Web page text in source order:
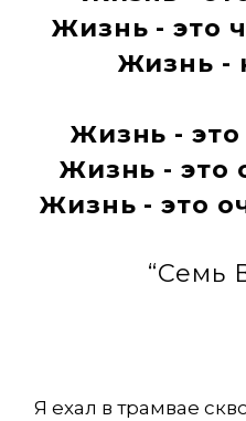
Жизнь - это
Жизнь -
Жизнь -
Жизнь - это
Жизнь - это
“Семь
Я ехал в трамвае